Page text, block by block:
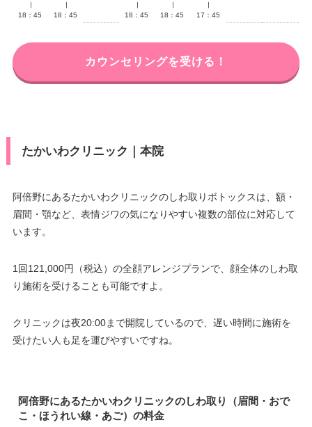
18：45
18：45
18：45
18：45
17：45
カウンセリングを受ける！
たかいわクリニック｜本院
阿倍野にあるたかいわクリニックのしわ取りボトックスは、額・
眉間・顎など、表情ジワの気になりやすい複数の部位に対応して
います。
1回121,000円（税込）の全顔アレンジプランで、顔全体のしわ取
り施術を受けることも可能ですよ。
クリニックは夜20:00まで開院しているので、遅い時間に施術を
受けたい人も足を運びやすいですね。
阿倍野にあるたかいわクリニックのしわ取り（眉間・おで
こ・ほうれい線・あご）の料金